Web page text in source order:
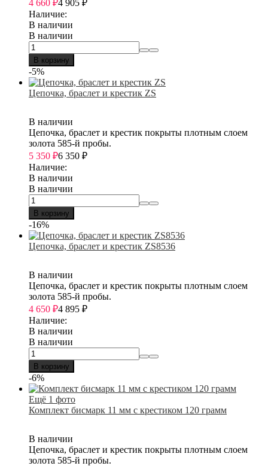
4 660 ₽4 905 ₽
Наличие:
В наличии
В наличии
В корзину
-5%
Цепочка, браслет и крестик ZS
В наличии
Цепочка, браслет и крестик покрыты плотным слоем
золота 585-й пробы.
5 350 ₽6 350 ₽
Наличие:
В наличии
В наличии
В корзину
-16%
Цепочка, браслет и крестик ZS8536
В наличии
Цепочка, браслет и крестик покрыты плотным слоем
золота 585-й пробы.
4 650 ₽4 895 ₽
Наличие:
В наличии
В наличии
В корзину
-6%
Ещё 1 фото
Комплект бисмарк 11 мм с крестиком 120 грамм
В наличии
Цепочка, браслет и крестик покрыты плотным слоем
золота 585-й пробы.